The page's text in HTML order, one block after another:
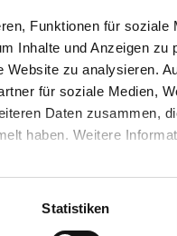
Funktionen für soziale
Inhalte und Anzeigen zu
zu analysieren.
für soziale Medien,
Daten zusammen,
haben. Weitere
Statistiken
Teigplatten nach
gewünschten Rezept
(6 Liter+)
Fläche
dann ist diese
indem sie die
in den